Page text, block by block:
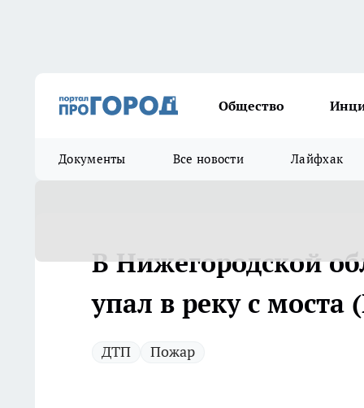
Общество
Документы Все новости Лайфхак
В Нижегородской
упал в реку с
ДТП Пожар